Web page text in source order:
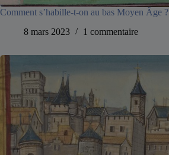
Comment s’habille-t-on au bas Moyen Âge ?
8 mars 2023
1 commentaire